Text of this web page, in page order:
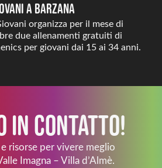
a Barzana
organizza per il mese di
due allenamenti gratuiti di
per giovani dai 15 ai 34 anni.
in Contatto!
risorse per vivere meglio
Imagna – Villa d’Almè.